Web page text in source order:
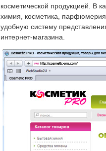
косметической продукцией. В
химия, косметика,
удобную систему
интернет-магазина.